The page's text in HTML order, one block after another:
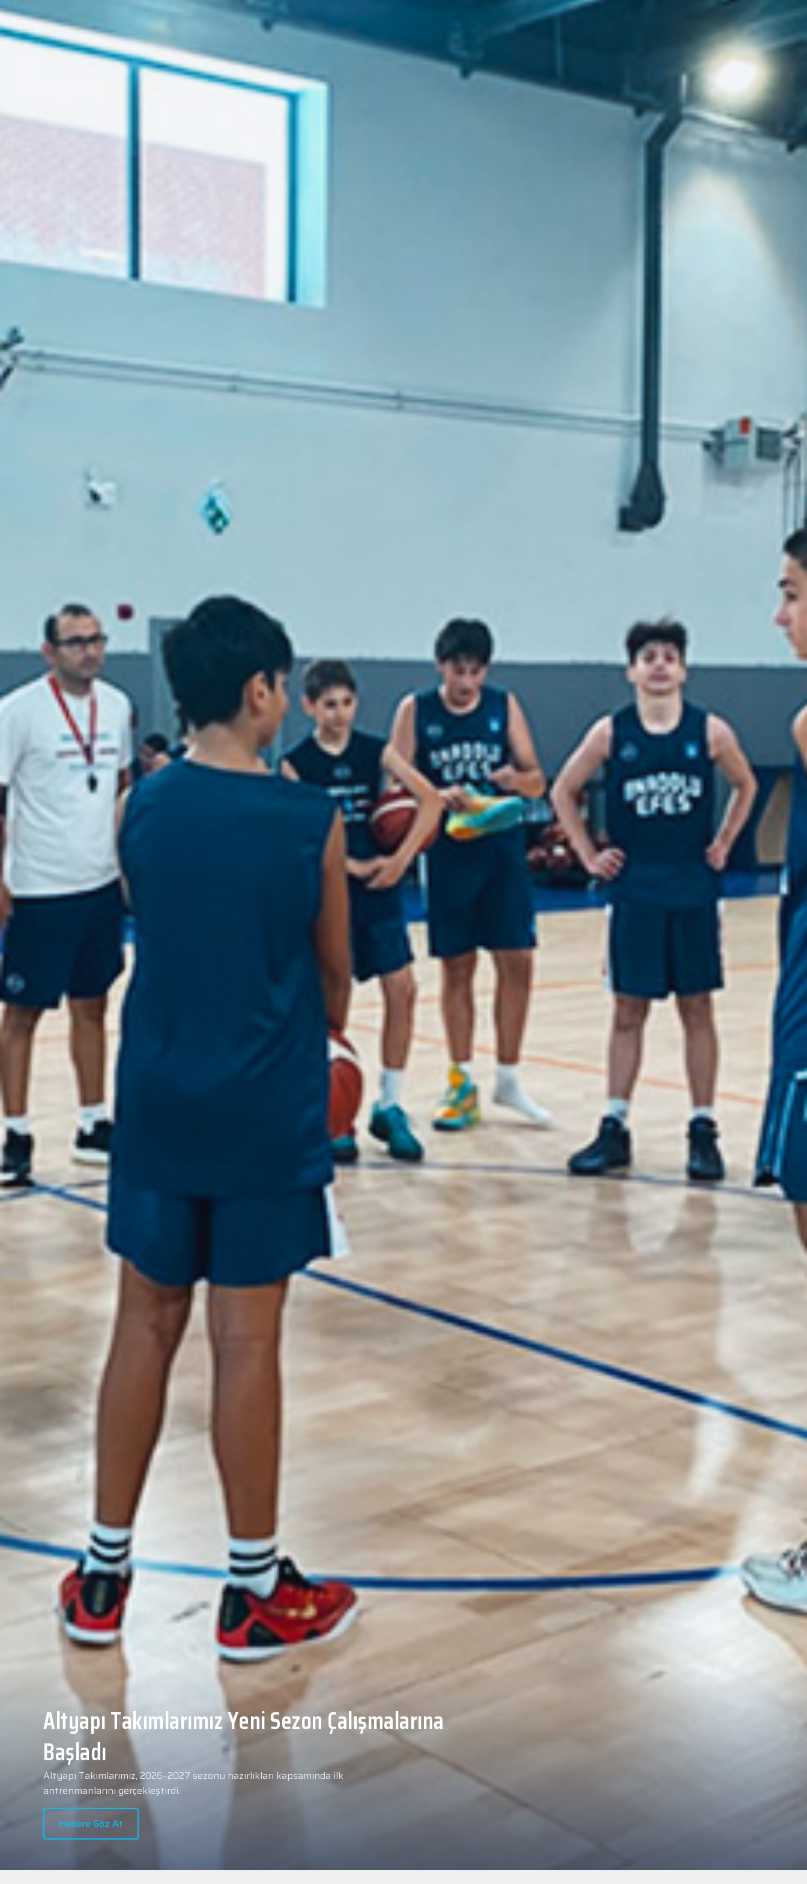
Yeni transferimiz Collin Malcolm, Anadolu Sağlık
Merkezi Hastanesi'nde sağlık kontrolünden
geçti.
2026 - 2027 sezonu öncesindeki transfer çalışmalarımız kapsamında yeni
transferlerimizden Collin Malcolm, bugün partnerimiz Anadolu Sağlık Merkezi
Hastanesi'nde kapsamlı sağlık kontrollerinden geçti.
Habere Göz At